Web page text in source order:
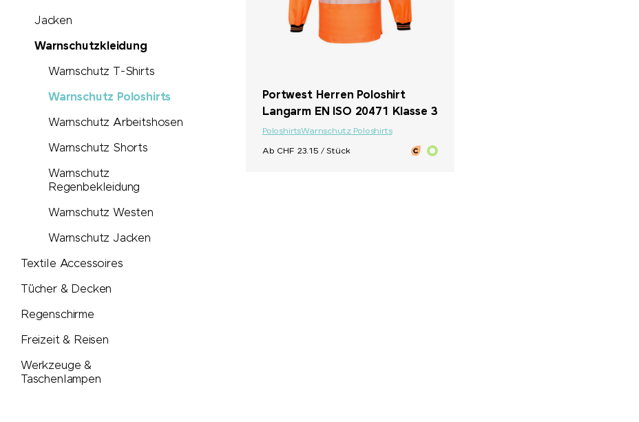
Jacken
Warnschutzkleidung
Warnschutz T-Shirts
Warnschutz Poloshirts
Warnschutz Arbeitshosen
Warnschutz Shorts
Warnschutz
Regenbekleidung
Warnschutz Westen
Warnschutz Jacken
Textile Accessoires
Tücher & Decken
Regenschirme
Freizeit & Reisen
Werkzeuge &
Taschenlampen
Portwest Herren Poloshirt
Langarm EN ISO 20471 Klasse 3
PoloshirtsWarnschutz Poloshirts
Ab CHF 23.15 / Stück